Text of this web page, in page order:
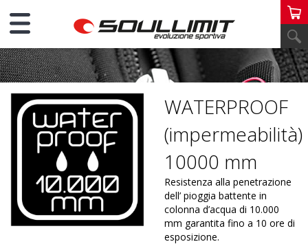
MATERIALI
WATERPROOF
(impermeabilità)
10000 mm
Resistenza alla penetrazione
dell’ pioggia battente in
colonna d’acqua di 10.000
mm garantita fino a 10 ore di
esposizione.